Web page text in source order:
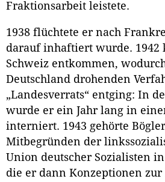
Fraktionsarbeit leistete.
1938 flüchtete er nach
darauf inhaftiert wurde. 1942
Schweiz entkommen,
Deutschland drohenden
„Landesverrats“ entging: In
wurde er ein Jahr lang in
interniert. 1943 gehörte
Mitbegründen der
Union deutscher Sozialisten
die er dann Konzeptionen